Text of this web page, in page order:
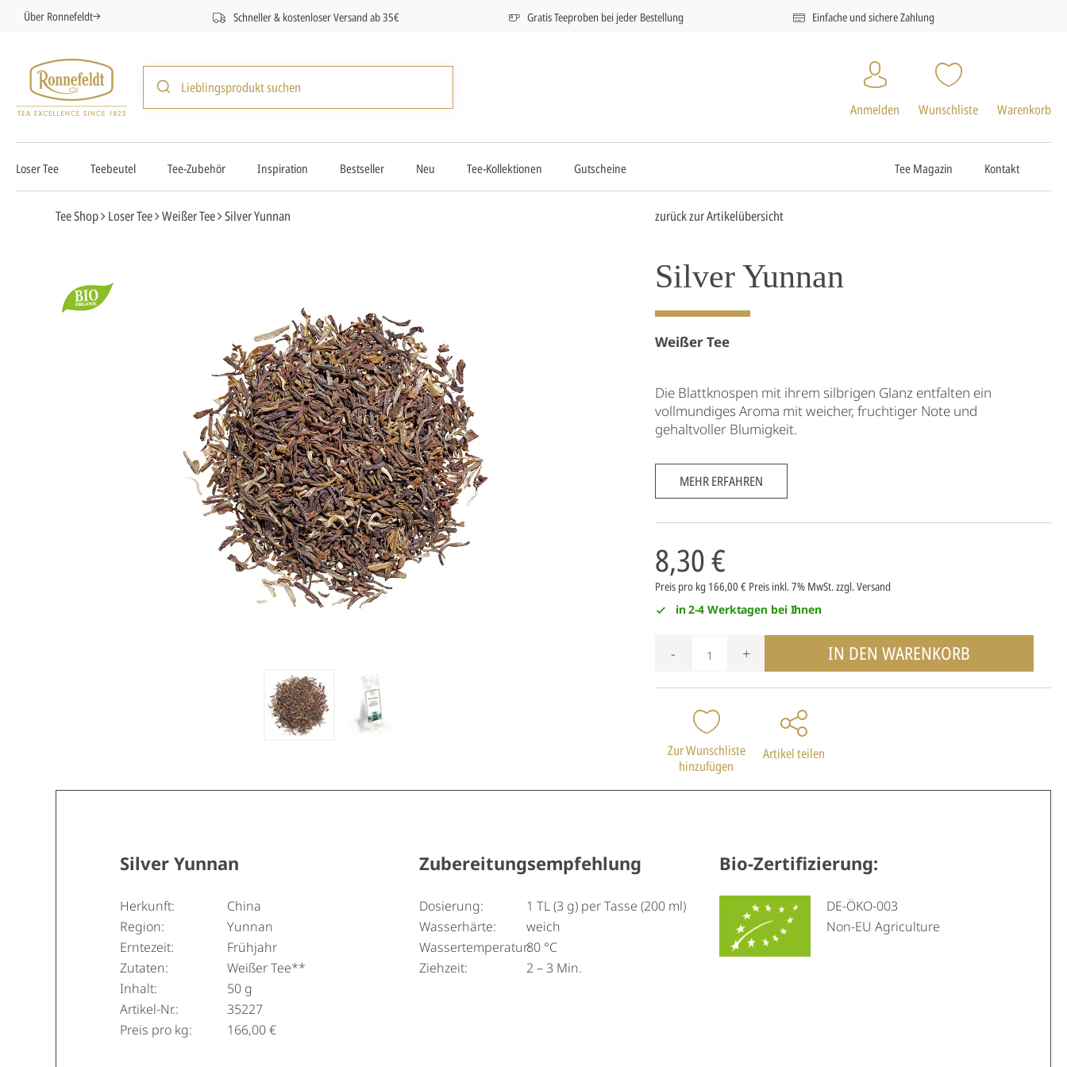
Über Ronnefeldt Schneller & kostenloser Versand ab 35€ Gratis Teeproben bei jeder Bestellung Einfache und sichere Zahlung
Anmelden Wunschliste Warenkorb
Loser Tee Teebeutel Tee-Zubehör Inspiration Bestseller Neu Tee-Kollektionen Gutscheine Tee Magazin Kontakt
Tee Shop Loser Tee Weißer Tee Silver Yunnan zurück zur Artikelübersicht
Silver Yunnan
Weißer Tee
Die Blattknospen mit ihrem silbrigen Glanz entfalten ein
vollmundiges Aroma mit weicher, fruchtiger Note und
gehaltvoller Blumigkeit.
MEHR ERFAHREN
8,30 €
Preis pro kg 166,00 € Preis inkl. 7% MwSt.zzgl. Versand
in 2-4 Werktagen bei Ihnen
+
- IN DEN WARENKORB
Zur Wunschliste
hinzufügen
Artikel teilen
Silver Yunnan
Herkunft:
China
Region:
Yunnan
Erntezeit:
Frühjahr
Zutaten:
Weißer Tee**
Inhalt:
50 g
Artikel-Nr.:
35227
Preis pro kg:
166,00 €
Zubereitungsempfehlung
Dosierung:
1 TL (3 g) per Tasse (200 ml)
Wasserhärte:
weich
Wassertemperatur:80 °C
Ziehzeit:
2 – 3 Min.
Bio-Zertifizierung:
DE-ÖKO-003
Non-EU Agriculture